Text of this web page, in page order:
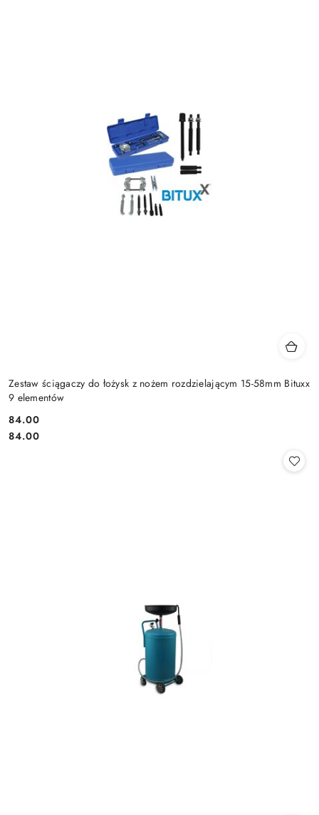
Zestaw ściągaczy do łożysk z nożem rozdzielającym 15-58mm Bituxx
9 elementów
Cena:
84.00
Cena:
84.00